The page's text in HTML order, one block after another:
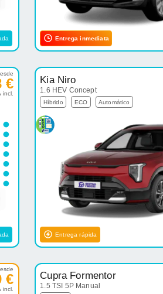
Entrega inmediata
€
incl.
Kia Niro
1.6 HEV Concept
Híbrido ECO Automático
Entrega rápida
€
incl.
Cupra Formentor
1.5 TSI 5P Manual